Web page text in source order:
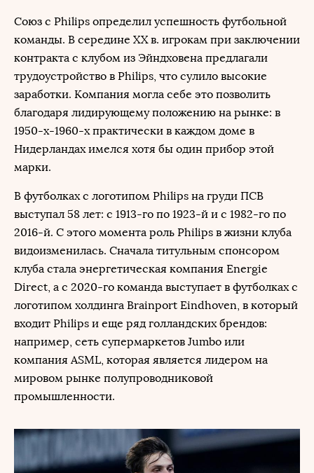
Союз с Philips определил успешность футбольной
команды. В середине XX в. игрокам при заключении
контракта с клубом из Эйндховена предлагали
трудоустройство в Philips, что сулило высокие
заработки. Компания могла себе это позволить
благодаря лидирующему положению на рынке: в
1950-х-1960-х практически в каждом доме в
Нидерландах имелся хотя бы один прибор этой
марки.
В футболках с логотипом Philips на груди ПСВ
выступал 58 лет: с 1913-го по 1923-й и с 1982-го по
2016-й. С этого момента роль Philips в жизни клуба
видоизменилась. Сначала титульным спонсором
клуба стала энергетическая компания Energie
Direct, а с 2020-го команда выступает в футболках с
логотипом холдинга Brainport Eindhoven, в который
входит Philips и еще ряд голландских брендов:
например, сеть супермаркетов Jumbo или
компания ASML, которая является лидером на
мировом рынке полупроводниковой
промышленности.